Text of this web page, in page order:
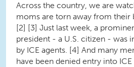
Across the country, we are
moms are torn away from their
[2] [3] Just last week, a
president - a U.S. citizen - was
by ICE agents. [4] And many
have been denied entry into